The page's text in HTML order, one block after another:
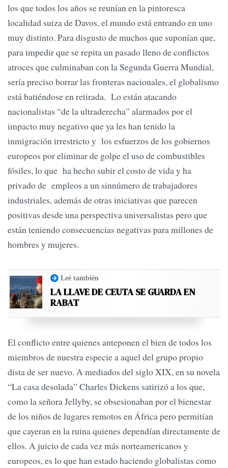
los que todos los años se reunían en la pintoresca
localidad suiza de Davos, el mundo está entrando en uno
muy distinto. Para disgusto de muchos que suponían que,
para impedir que se repita un pasado lleno de conflictos
atroces que culminaban con la Segunda Guerra Mundial,
sería preciso borrar las fronteras nacionales, el globalismo
está batiéndose en retirada. Lo están atacando
nacionalistas “de la ultraderecha” alarmados por el
impacto muy negativo que ya les han tenido la
inmigración irrestricto y los esfuerzos de los gobiernos
europeos por eliminar de golpe el uso de combustibles
fósiles, lo que ha hecho subir el costo de vida y ha
privado de empleos a un sinnúmero de trabajadores
industriales, además de otras iniciativas que parecen
positivas desde una perspectiva universalistas pero que
están teniendo consecuencias negativas para millones de
hombres y mujeres.
Leé también
LA LLAVE DE CEUTA SE GUARDA EN
RABAT
El conflicto entre quienes anteponen el bien de todos los
miembros de nuestra especie a aquel del grupo propio
dista de ser nuevo. A mediados del siglo XIX, en su novela
“La casa desolada” Charles Dickens satirizó a los que,
como la señora Jellyby, se obsesionaban por el bienestar
de los niños de lugares remotos en África pero permitían
que cayeran en la ruina quienes dependían directamente de
ellos. A juicio de cada vez más norteamericanos y
europeos, es lo que han estado haciendo globalistas como